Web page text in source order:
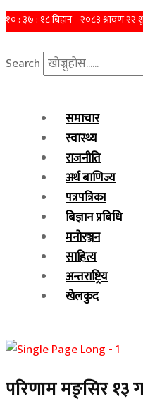
Search
समाचार
स्वास्थ्य
राजनीति
अर्थ बाणिज्य
पत्रपत्रिका
बिज्ञान प्रबिधि
मनोरञ्जन
साहित्य
अन्तराष्ट्रिय
खेलकुद
परिणाम मङ्सिर १३